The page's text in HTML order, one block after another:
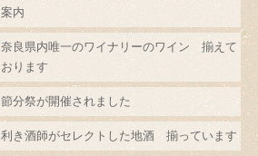
案内
奈良県内唯一のワイナリーのワイン 揃えて
おります
節分祭が開催されました
利き酒師がセレクトした地酒 揃っています